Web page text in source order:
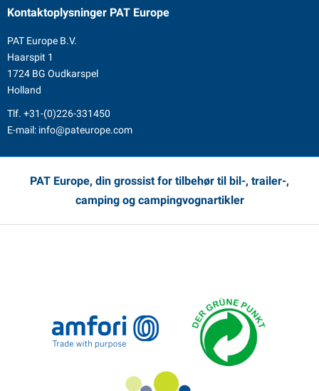
Kontaktoplysninger PAT Europe
PAT Europe B.V.
Haarspit 1
1724 BG Oudkarspel
Holland
Tlf. +31-(0)226-331450
E-mail: info@pateurope.com
PAT Europe, din grossist for tilbehør til bil-, trailer-,
camping og campingvognartikler